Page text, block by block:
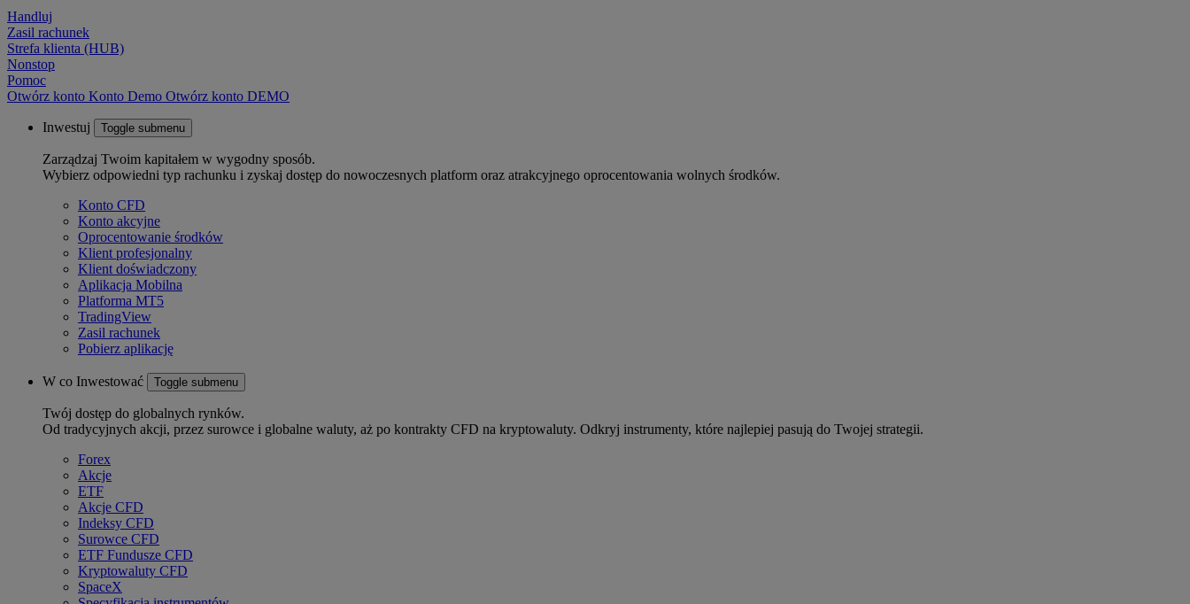
Handluj
Zasil rachunek
Strefa klienta (HUB)
Nonstop
Pomoc
Otwórz konto Konto Demo Otwórz konto DEMO
Inwestuj Toggle submenu
Zarządzaj Twoim kapitałem w wygodny sposób.
Wybierz odpowiedni typ rachunku i zyskaj dostęp do nowoczesnych platform oraz atrakcyjnego oprocentowania wolnych środków.
Konto CFD
Konto akcyjne
Oprocentowanie środków
Klient profesjonalny
Klient doświadczony
Aplikacja Mobilna
Platforma MT5
TradingView
Zasil rachunek
Pobierz aplikację
W co Inwestować Toggle submenu
Twój dostęp do globalnych rynków.
Od tradycyjnych akcji, przez surowce i globalne waluty, aż po kontrakty CFD na kryptowaluty. Odkryj instrumenty, które najlepiej pasują do Twojej strategii.
Forex
Akcje
ETF
Akcje CFD
Indeksy CFD
Surowce CFD
ETF Fundusze CFD
Kryptowaluty CFD
SpaceX